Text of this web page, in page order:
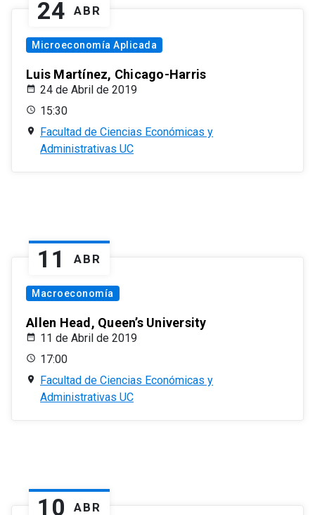
24 ABR
Microeconomía Aplicada
Luis Martínez, Chicago-Harris
24 de Abril de 2019
15:30
Facultad de Ciencias Económicas y
Administrativas UC
11 ABR
Macroeconomía
Allen Head, Queen’s University
11 de Abril de 2019
17:00
Facultad de Ciencias Económicas y
Administrativas UC
10 ABR